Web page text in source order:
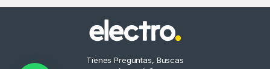
Tienes Preguntas, Buscas